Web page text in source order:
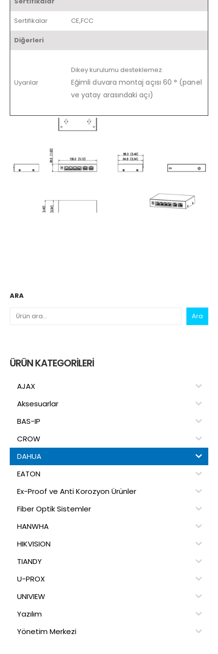
Sertifikalar CE,FCC
Diğerleri
Uyarılar
Dikey kurulumu desteklemez.
Eğimli duvara montaj açısı 60 ° (panel
ve yatay arasındaki açı)
ARA
Ara
ÜRÜN KATEGORILERI
AJAX
Aksesuarlar
BAS-IP
CROW
DAHUA
EATON
Ex-Proof ve Anti Korozyon Ürünler
Fiber Optik Sistemler
HANWHA
HIKVISION
TIANDY
U-PROX
UNIVIEW
Yazılım
Yönetim Merkezi